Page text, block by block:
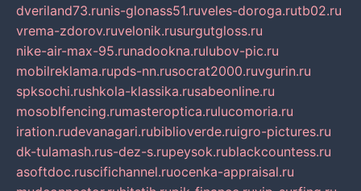
dveriland73.runis-glonass51.ruveles-doroga.rutb02.ru
vrema-zdorov.ruvelonik.rusurgutgloss.ru
nike-air-max-95.runadookna.rulubov-pic.ru
mobilreklama.rupds-nn.rusocrat2000.ruvgurin.ru
spksochi.rushkola-klassika.rusabeonline.ru
mosoblfencing.rumasteroptica.rulucomoria.ru
iration.rudevanagari.rubiblioverde.ruigro-pictures.ru
dk-tulamash.rus-dez-s.rupeysok.rublackcountess.ru
asoftdoc.ruscifichannel.ruocenka-appraisal.ru